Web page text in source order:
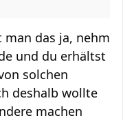
das ja, nehm
und du erhältst
solchen
deshalb wollte
machen